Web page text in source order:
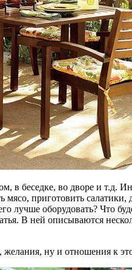
в беседке, во дворе и
приготовить
лучше оборудовать? Что
В ней описываются
ну и отношения к